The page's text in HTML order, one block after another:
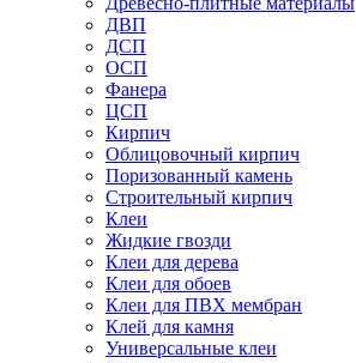
ДВП
ДСП
ОСП
Фанера
ЦСП
Кирпич
Облицовочный кирпич
Поризованный камень
Строительный кирпич
Клеи
Жидкие гвозди
Клеи для дерева
Клеи для обоев
Клеи для ПВХ мембран
Клей для камня
Универсальные клеи